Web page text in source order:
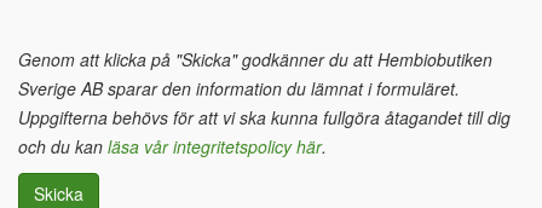
Genom att klicka på "Skicka" godkänner du att Hembiobutiken
Sverige AB sparar den information du lämnat i formuläret.
Uppgifterna behövs för att vi ska kunna fullgöra åtagandet till dig
och du kan läsa vår integritetspolicy här.
Skicka